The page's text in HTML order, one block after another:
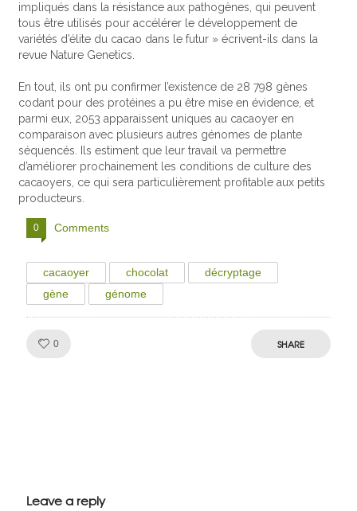
impliqués dans la résistance aux pathogènes, qui peuvent
tous être utilisés pour accélérer le développement de
variétés d’élite du cacao dans le futur » écrivent-ils dans la
revue Nature Genetics.
En tout, ils ont pu confirmer l’existence de 28 798 gènes
codant pour des protéines a pu être mise en évidence, et
parmi eux, 2053 apparaissent uniques au cacaoyer en
comparaison avec plusieurs autres génomes de plante
séquencés. Ils estiment que leur travail va permettre
d’améliorer prochainement les conditions de culture des
cacaoyers, ce qui sera particulièrement profitable aux petits
producteurs.
0 Comments
cacaoyer chocolat
décryptage
gène
génome
0 SHARE
Leave a reply